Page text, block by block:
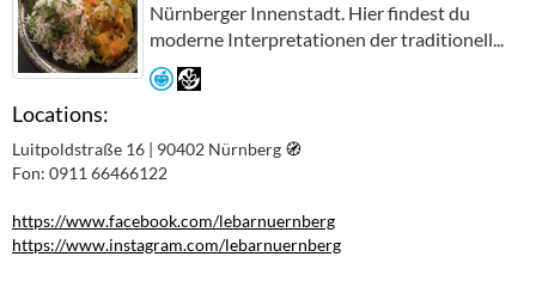
Nürnberger Innenstadt. Hier findest du
moderne Interpretationen der traditionell...
Locations:
Luitpoldstraße 16 | 90402 Nürnberg 🧭︎
Fon: 0911 66466122
https://www.facebook.com/lebarnuernberg
https://www.instagram.com/lebarnuernberg